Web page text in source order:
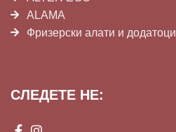
ALAMA
Фризерски алати и додатоци
СЛЕДЕТЕ НЕ: